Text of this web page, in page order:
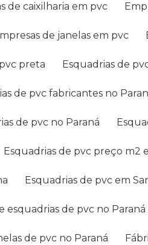
de caixilharia em pvc
Empresas de janelas em pvc
pvc preta Esquadrias de
de pvc fabricantes no
de pvc no Paraná
Esquadrias de pvc preço m2
Esquadrias de pvc em
esquadrias de pvc no Paraná
de pvc no Paraná